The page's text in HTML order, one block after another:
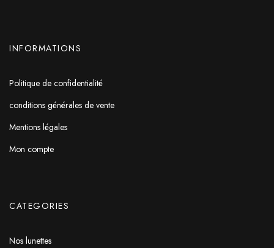
INFORMATIONS
Politique de confidentialité
conditions générales de vente
Mentions légales
Mon compte
CATEGORIES
Nos lunettes